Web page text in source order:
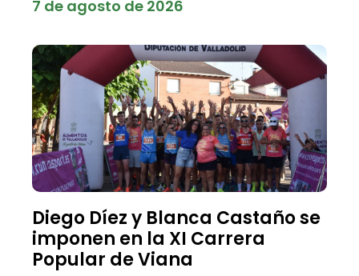
7 de agosto de 2026
Diego Díez y Blanca Castaño se
imponen en la XI Carrera
Popular de Viana